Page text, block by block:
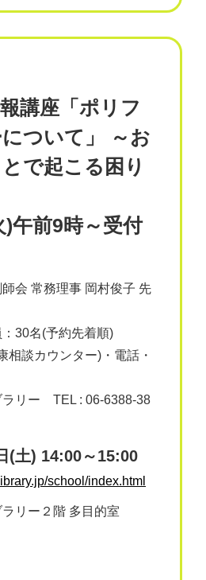
講座「ポリフ
ついて」 ～お
で起こる困り
)午前9時～受付
会 常務理事 岡村俊子 先
30名(予約先着順)
相談カウンター)・電話・
ラリー TEL : 06-6388-38
(土) 14:00～15:00
school/index.html
リー２階 多目的室